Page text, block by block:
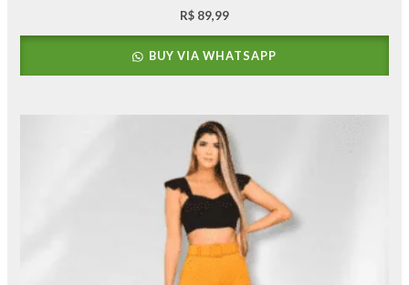
R$ 89,99
BUY VIA WHATSAPP